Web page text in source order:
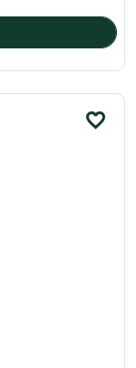
favorite_border